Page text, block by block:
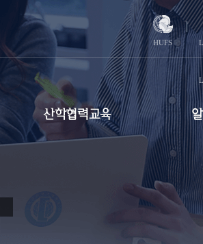
HUFS
산학협력교육